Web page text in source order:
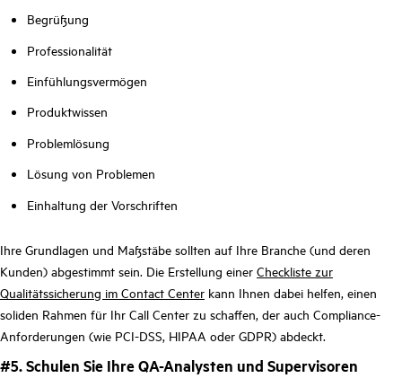
Begrüßung
Professionalität
Einfühlungsvermögen
Produktwissen
Problemlösung
Lösung von Problemen
Einhaltung der Vorschriften
Ihre Grundlagen und Maßstäbe sollten auf Ihre Branche (und deren
Kunden) abgestimmt sein. Die Erstellung einer Checkliste zur
Qualitätssicherung im Contact Center kann Ihnen dabei helfen, einen
soliden Rahmen für Ihr Call Center zu schaffen, der auch Compliance-
Anforderungen (wie PCI-DSS, HIPAA oder GDPR) abdeckt.
#5. Schulen Sie Ihre QA-Analysten und Supervisoren